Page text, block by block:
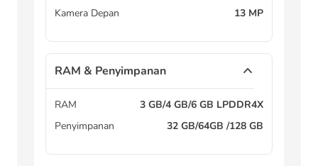
Kamera Depan
13 MP
RAM & Penyimpanan
RAM
3 GB/4 GB/6 GB LPDDR4X
Penyimpanan
32 GB/64GB /128 GB